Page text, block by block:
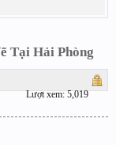
Tại Hải Phòng
Lượt xem: 5,019